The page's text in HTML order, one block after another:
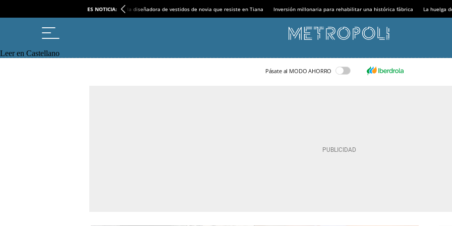
ES NOTICIA: la diseñadora de vestidos de novia que resiste en Tiana Inversión millonaria para rehabilitar una histórica fábrica La huelga
Leer en Castellano
Pásate al MODO AHORRO